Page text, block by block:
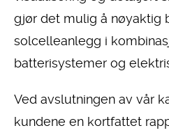
gjør det mulig å nøyaktig
solcelleanlegg i
batterisystemer og
Ved avslutningen av vår
kundene en kortfattet